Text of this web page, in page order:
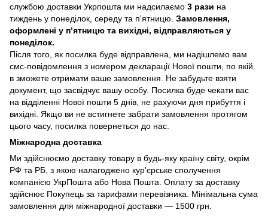
службою доставки Укрпошта ми надсилаємо 3 рази на
тиждень у понеділок, середу та п'ятницю. Замовлення,
оформлені у п’ятницю та вихідні, відправляються у
понеділок.
Після того, як посилка буде відправлена, ми надішлемо вам
смс-повідомлення з номером декларації Нової пошти, по якій
в зможете отримати ваше замовлення. Не забудьте взяти
документ, що засвідчує вашу особу. Посилка буде чекати вас
на відділенні Нової пошти 5 днів, не рахуючи дня прибуття і
вихідні. Якщо ви не встигнете забрати замовлення протягом
цього часу, посилка повернеться до нас.
Міжнародна доставка
Ми здійснюємо доставку товару в будь-яку країну світу, окрім
РФ та РБ, з якою налагоджено кур'єрське сполучення
компанією УкрПошта або Нова Пошта. Оплату за доставку
здійснює Покупець за тарифами перевізника. Мінімальна сума
замовлення для міжнародної доставки — 1500 грн.